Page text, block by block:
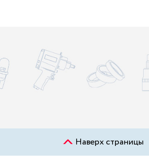
Наверх страницы